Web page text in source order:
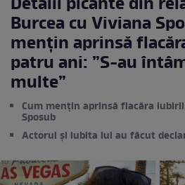
Burcea cu Viviana
mențin aprinsă
patru ani: ”S-au
multe”
Cum mențin aprinsă flacăra
Sposub
Actorul și iubita lui au făcut